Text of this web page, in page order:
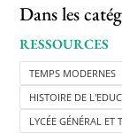
Dans les
RESSOURCES
TEMPS MODERNES
HISTOIRE DE
LYCÉE GÉNÉRAL